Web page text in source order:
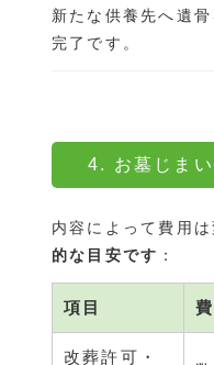
新たな供養先へ遺
完了です。
4. お墓じま
内容によって費用は
的な目安です ：
項目
改葬許可・